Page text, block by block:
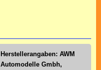
Herstellerangaben: AWM
Automodelle Gmbh,